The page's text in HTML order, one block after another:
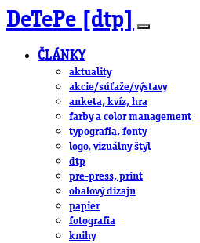
DeTePe [dtp]
ČLÁNKY
aktuality
akcie/súťaže/výstavy
anketa, kvíz, hra
farby a color management
typografia, fonty
logo, vizuálny štýl
dtp
pre-press, print
obalový dizajn
papier
fotografia
knihy